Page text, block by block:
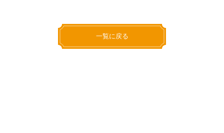
一覧に戻る